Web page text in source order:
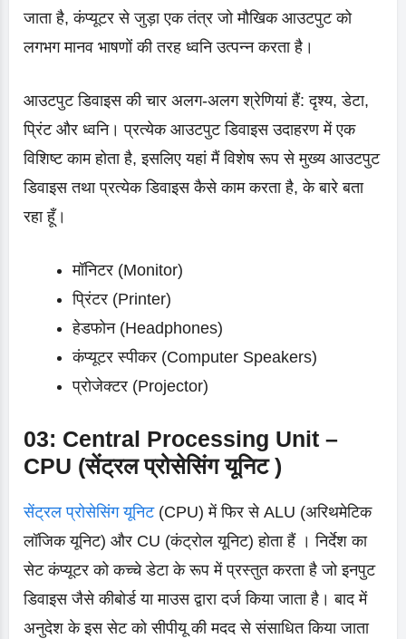
जाता है, कंप्यूटर से जुड़ा एक तंत्र जो मौखिक आउटपुट को
लगभग मानव भाषणों की तरह ध्वनि उत्पन्न करता है।
आउटपुट डिवाइस की चार अलग-अलग श्रेणियां हैं: दृश्य, डेटा,
प्रिंट और ध्वनि। प्रत्येक आउटपुट डिवाइस उदाहरण में एक
विशिष्ट काम होता है, इसलिए यहां मैं विशेष रूप से मुख्य आउटपुट
डिवाइस तथा प्रत्येक डिवाइस कैसे काम करता है, के बारे बता
रहा हूँ।
मॉनिटर (Monitor)
प्रिंटर (Printer)
हेडफोन (Headphones)
कंप्यूटर स्पीकर (Computer Speakers)
प्रोजेक्टर (Projector)
03: Central Processing Unit –
CPU (सेंट्रल प्रोसेसिंग यूनिट )
सेंट्रल प्रोसेसिंग यूनिट(CPU) में फिर से ALU (अरिथमेटिक
लॉजिक यूनिट) और CU (कंट्रोल यूनिट) होता हैं । निर्देश का
सेट कंप्यूटर को कच्चे डेटा के रूप में प्रस्तुत करता है जो इनपुट
डिवाइस जैसे कीबोर्ड या माउस द्वारा दर्ज किया जाता है। बाद में
अनुदेश के इस सेट को सीपीयू की मदद से संसाधित किया जाता